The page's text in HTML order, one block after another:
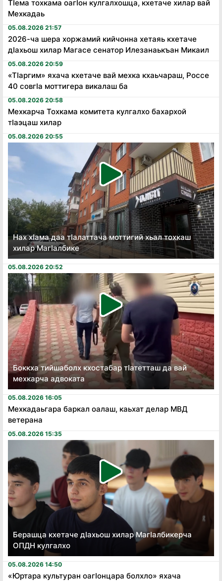
Тӏема тохкама оагӏон кулгалхошца, кхетаче хилар вай
Мехкадаь
05.08.2026 21:57
2026-ча шера хоржамий кийчонна хетаяь кхетаче
дӏахьош хилар Магасе сенатор Илезанаькъан Микаил
05.08.2026 20:59
«Тӏаргим» яхача кхетаче вай мехка кхаьчараш, Россе
40 совгӏа моттигера викалаш ба
05.08.2026 20:58
Мехкарча Тохкама комитета кулгалхо бахархой
тӏаэцаш хилар
05.08.2026 20:55
Нах хӏама даа тӏалаттача моттигий хьал тохкаш
хилар Магӏалбике
05.08.2026 20:52
Боккха тийшаболх кхостабар тӏатетташ да вай
мехкарча адвоката
05.08.2026 16:05
Мехкадаьгара баркал оалаш, каьхат делар МВД
ветерана
05.08.2026 15:35
Берашца кхетаче дӏахьош хилар Магӏалбикерча
ОПДН кулгалхо
05.08.2026 14:50
«Юртара культуран оагӏонцара болхло» яхача